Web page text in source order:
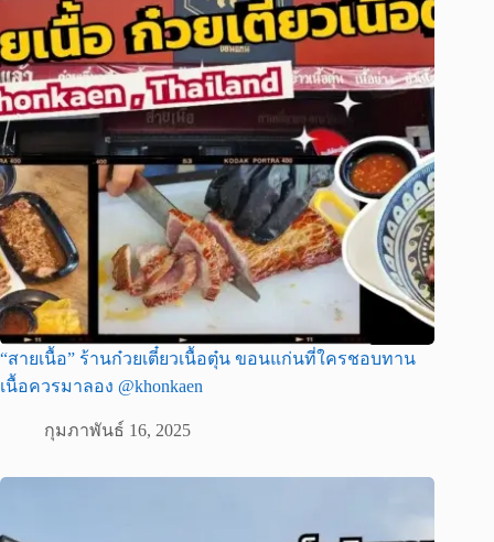
“สายเนื้อ” ร้านก๋วยเตี๋ยวเนื้อตุ๋น ขอนแก่นที่ใครชอบทาน
เนื้อควรมาลอง @khonkaen
กุมภาพันธ์ 16, 2025